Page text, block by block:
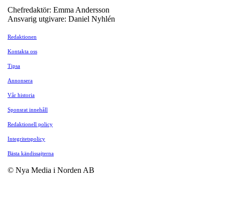
Chefredaktör: Emma Andersson
Ansvarig utgivare: Daniel Nyhlén
Redaktionen
Kontakta oss
Tipsa
Annonsera
Vår historia
Sponsrat innehåll
Redaktionell policy
Integritetspolicy
Bästa kändissajterna
© Nya Media i Norden AB